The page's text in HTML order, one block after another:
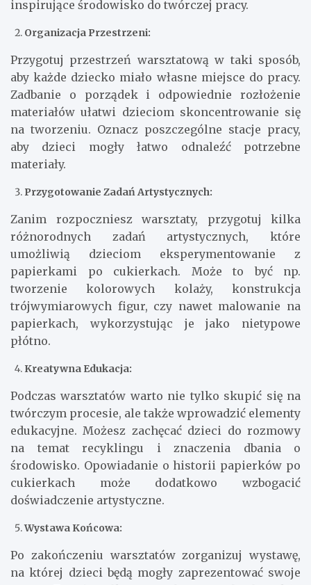
inspirujące środowisko do twórczej pracy.
Organizacja Przestrzeni:
Przygotuj przestrzeń warsztatową w taki sposób,
aby każde dziecko miało własne miejsce do pracy.
Zadbanie o porządek i odpowiednie rozłożenie
materiałów ułatwi dzieciom skoncentrowanie się
na tworzeniu. Oznacz poszczególne stacje pracy,
aby dzieci mogły łatwo odnaleźć potrzebne
materiały.
Przygotowanie Zadań Artystycznych:
Zanim rozpoczniesz warsztaty, przygotuj kilka
różnorodnych zadań artystycznych, które
umożliwią dzieciom eksperymentowanie z
papierkami po cukierkach. Może to być np.
tworzenie kolorowych kolaży, konstrukcja
trójwymiarowych figur, czy nawet malowanie na
papierkach, wykorzystując je jako nietypowe
płótno.
Kreatywna Edukacja:
Podczas warsztatów warto nie tylko skupić się na
twórczym procesie, ale także wprowadzić elementy
edukacyjne. Możesz zachęcać dzieci do rozmowy
na temat recyklingu i znaczenia dbania o
środowisko. Opowiadanie o historii papierków po
cukierkach może dodatkowo wzbogacić
doświadczenie artystyczne.
Wystawa Końcowa:
Po zakończeniu warsztatów zorganizuj wystawę,
na której dzieci będą mogły zaprezentować swoje